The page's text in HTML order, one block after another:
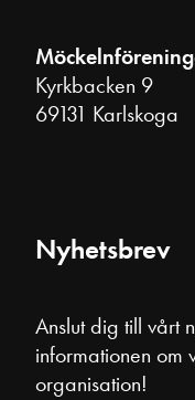
Kyrkbacken 9
69131 Karlskoga
Nyhetsbrev
Anslut dig till vårt
informationen om
organisation!